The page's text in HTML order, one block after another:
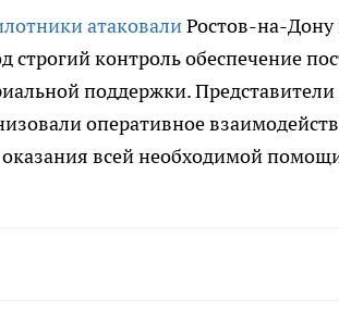
атаковалиРостов-на-Дону
строгий контроль обеспечение
поддержки.
оперативное
всей необходимой